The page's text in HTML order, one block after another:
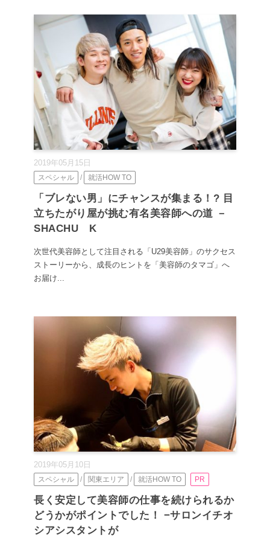
2019年05月15日
スペシャル / 就活HOW TO
「ブレない男」にチャンスが集まる！? 目
立ちたがり屋が挑む有名美容師への道 －
SHACHU K
次世代美容師として注目される「U29美容師」のサクセス
ストーリーから、成長のヒントを「美容師のタマゴ」へ
お届け...
2019年05月10日
スペシャル / 関東エリア / 就活HOW TO PR
長く安定して美容師の仕事を続けられるか
どうかがポイントでした！ −サロンイチオ
シアシスタントが